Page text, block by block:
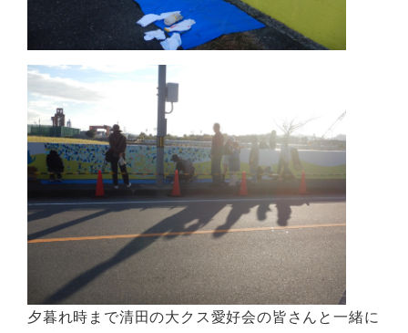
夕暮れ時まで清田の大クス愛好会の皆さんと一緒に